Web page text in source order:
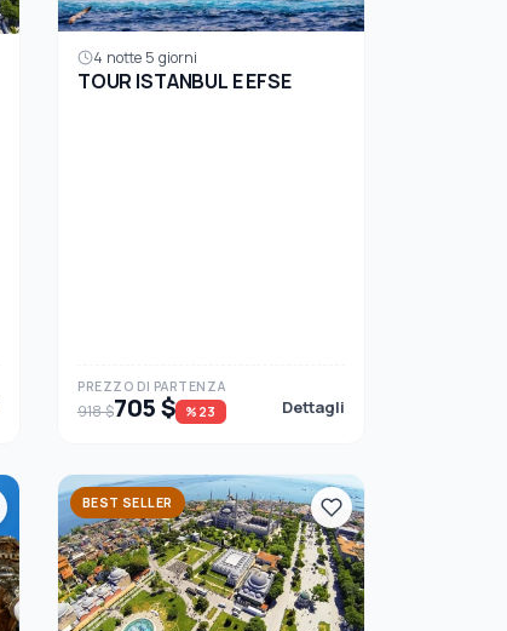
4 notte 5 giorni
TOUR ISTANBUL E EFSE
PREZZO DI PARTENZA
918 $705 $ %23 Dettagli
BEST SELLER